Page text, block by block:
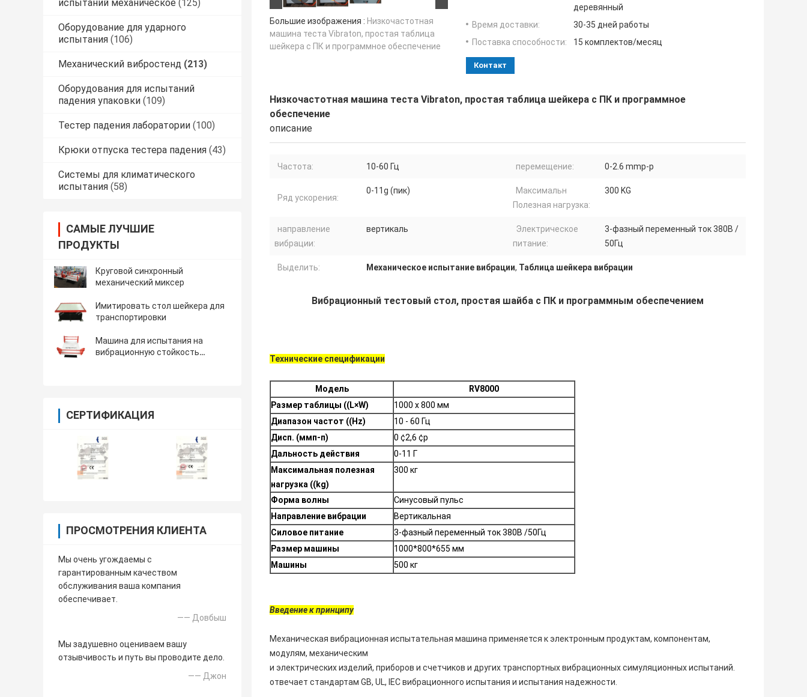
испытаний механическое (125)
Оборудование для ударного
испытания (106)
Механический вибростенд (213)
Оборудования для испытаний
падения упаковки (109)
Тестер падения лаборатории (100)
Крюки отпуска тестера падения (43)
Системы для климатического
испытания (58)
САМЫЕ ЛУЧШИЕ
ПРОДУКТЫ
Круговой синхронный
механический миксер
Имитировать стол шейкера для
транспортировки
Машина для испытания на
вибрационную стойкость
СЕРТИФИКАЦИЯ
ПРОСМОТРЕНИЯ КЛИЕНТА
Мы очень угождаемы с
гарантированным качеством
обслуживания ваша компания
обеспечивает.
—— Довбыш
Мы задушевно оцениваем вашу
отзывчивость и путь вы проводите дело.
—— Джон
Большие изображения : Низкочастотная
машина теста Vibraton, простая таблица
шейкера с ПК и программное обеспечение
деревянный
Время доставки:
30-35 дней работы
Поставка способности:
15 комплектов/месяц
Контакт
Низкочастотная машина теста Vibraton, простая таблица шейкера с ПК и программное
обеспечение
описание
Частота: 10-60 Гц перемещение: 0-2.6 mmp-p
Ряд ускорения:
0-11g (пик)
Максимальн
Полезная нагрузка:
300 KG
направление
вибрации:
вертикаль
Электрическое
питание:
3-фазный переменный ток 380В /
50Гц
Выделить: Механическое испытание вибрации, Таблица шейкера вибрации
Вибрационный тестовый стол, простая шайба с ПК и программным обеспечением
Технические спецификации
Модель
RV8000
Размер таблицы ((L×W)
1000 x 800 мм
Диапазон частот ((Hz)
10 - 60 Гц
Дисп. (ммп-п)
0 ¢2,6 ¢p
Дальность действия
0-11 Г
Максимальная полезная
нагрузка ((kg)
300 кг
Форма волны
Синусовый пульс
Направление вибрации
Вертикальная
Силовое питание
3-фазный переменный ток 380В /50Гц
Размер машины
1000*800*655 мм
Машины
500 кг
Введение к принципу
Механическая вибрационная испытательная машина применяется к электронным продуктам, компонентам,
модулям, механическим
и электрических изделий, приборов и счетчиков и других транспортных вибрационных симуляционных испытаний.
отвечает стандартам GB, UL, IEC вибрационного испытания и испытания надежности.